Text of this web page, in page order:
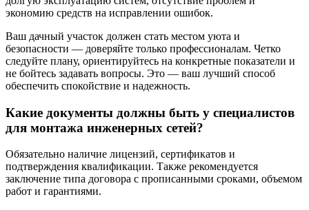
экономию средств на исправлении ошибок.
Ваш дачный участок должен стать местом уюта и
безопасности — доверяйте только профессионалам. Четко
следуйте плану, ориентируйтесь на конкретные показатели и
не бойтесь задавать вопросы. Это — ваш лучший способ
обеспечить спокойствие и надежность.
Какие документы должны быть у специалистов
для монтажа инженерных сетей?
Обязательно наличие лицензий, сертификатов и
подтверждения квалификации. Также рекомендуется
заключение типа договора с прописанными сроками, объемом
работ и гарантиями.